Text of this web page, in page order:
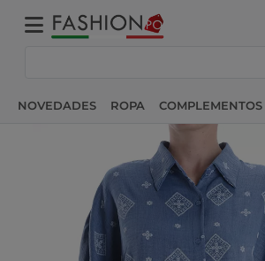
NOVEDADES ROPA COMPLEMENTOS